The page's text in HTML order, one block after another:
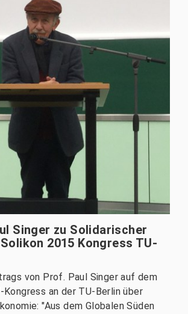
Singer zu Solidarischer
2015 Kongress TU-
von Prof. Paul Singer auf dem
Kongress an der TU-Berlin über
"Aus dem Globalen Süden